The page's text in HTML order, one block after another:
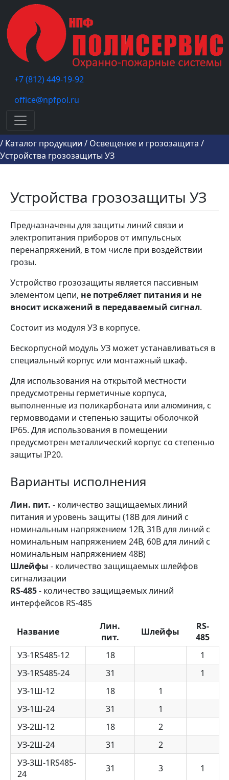
+7 (812) 449-19-92
office@npfpol.ru
Меню
/ Каталог продукции / Освещение и грозозащита /
Устройства грозозащиты УЗ
Устройства грозозащиты УЗ
Предназначены для защиты линий связи и
электропитания приборов от импульсных
перенапряжений, в том числе при воздействии
грозы.
Устройство грозозащиты является пассивным
элементом цепи, не потребляет питания и не
вносит искажений в передаваемый сигнал.
Состоит из модуля УЗ в корпусе.
Бескорпусной модуль УЗ может устанавливаться в
специальный корпус или монтажный шкаф.
Для использования на открытой местности
предусмотрены герметичные корпуса,
выполненные из поликарбоната или алюминия, с
гермовводами и степенью защиты оболочкой
IP65. Для использования в помещении
предусмотрен металлический корпус со степенью
защиты IP20.
Варианты исполнения
Лин. пит. - количество защищаемых линий
питания и уровень защиты (18В для линий с
номинальным напряжением 12В, 31В для линий с
номинальным напряжением 24В, 60В для линий с
номинальным напряжением 48В)
Шлейфы - количество защищаемых шлейфов
сигнализации
RS-485- количество защищаемых линий
интерфейсов RS-485
Название
Лин.
пит.
Шлейфы
RS-
485
УЗ-1RS485-12
18
1
УЗ-1RS485-24
31
1
УЗ-1Ш-12
18
1
УЗ-1Ш-24
31
1
УЗ-2Ш-12
18
2
УЗ-2Ш-24
31
2
УЗ-3Ш-1RS485-
24
31 3 1